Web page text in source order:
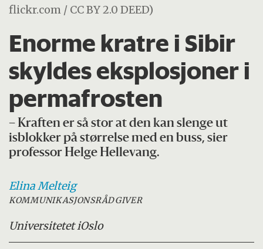
flickr.com / CC BY 2.0 DEED)
Enorme kratre i Sibir
skyldes eksplosjoner i
permafrosten
– Kraften er så stor at den kan slenge ut
isblokker på størrelse med en buss, sier
professor Helge Hellevang.
ElinaMelteig
KOMMUNIKASJONSRÅDGIVER
Universitetet iOslo